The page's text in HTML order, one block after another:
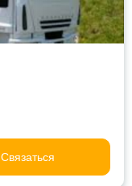
Связаться